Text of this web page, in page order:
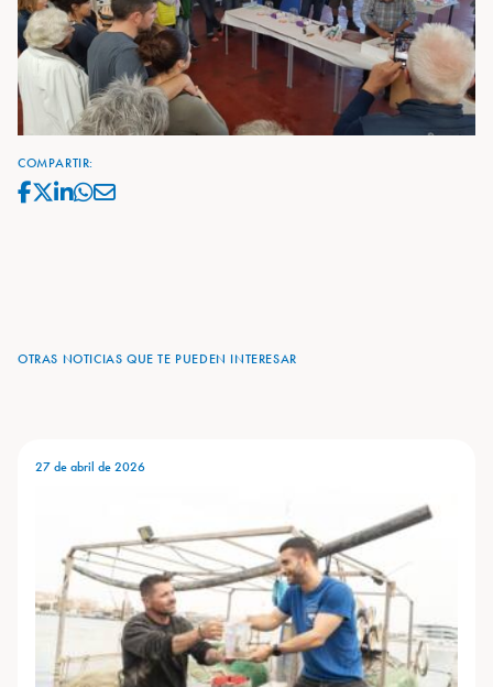
COMPARTIR:
OTRAS NOTICIAS QUE TE PUEDEN INTERESAR
27 de abril de 2026